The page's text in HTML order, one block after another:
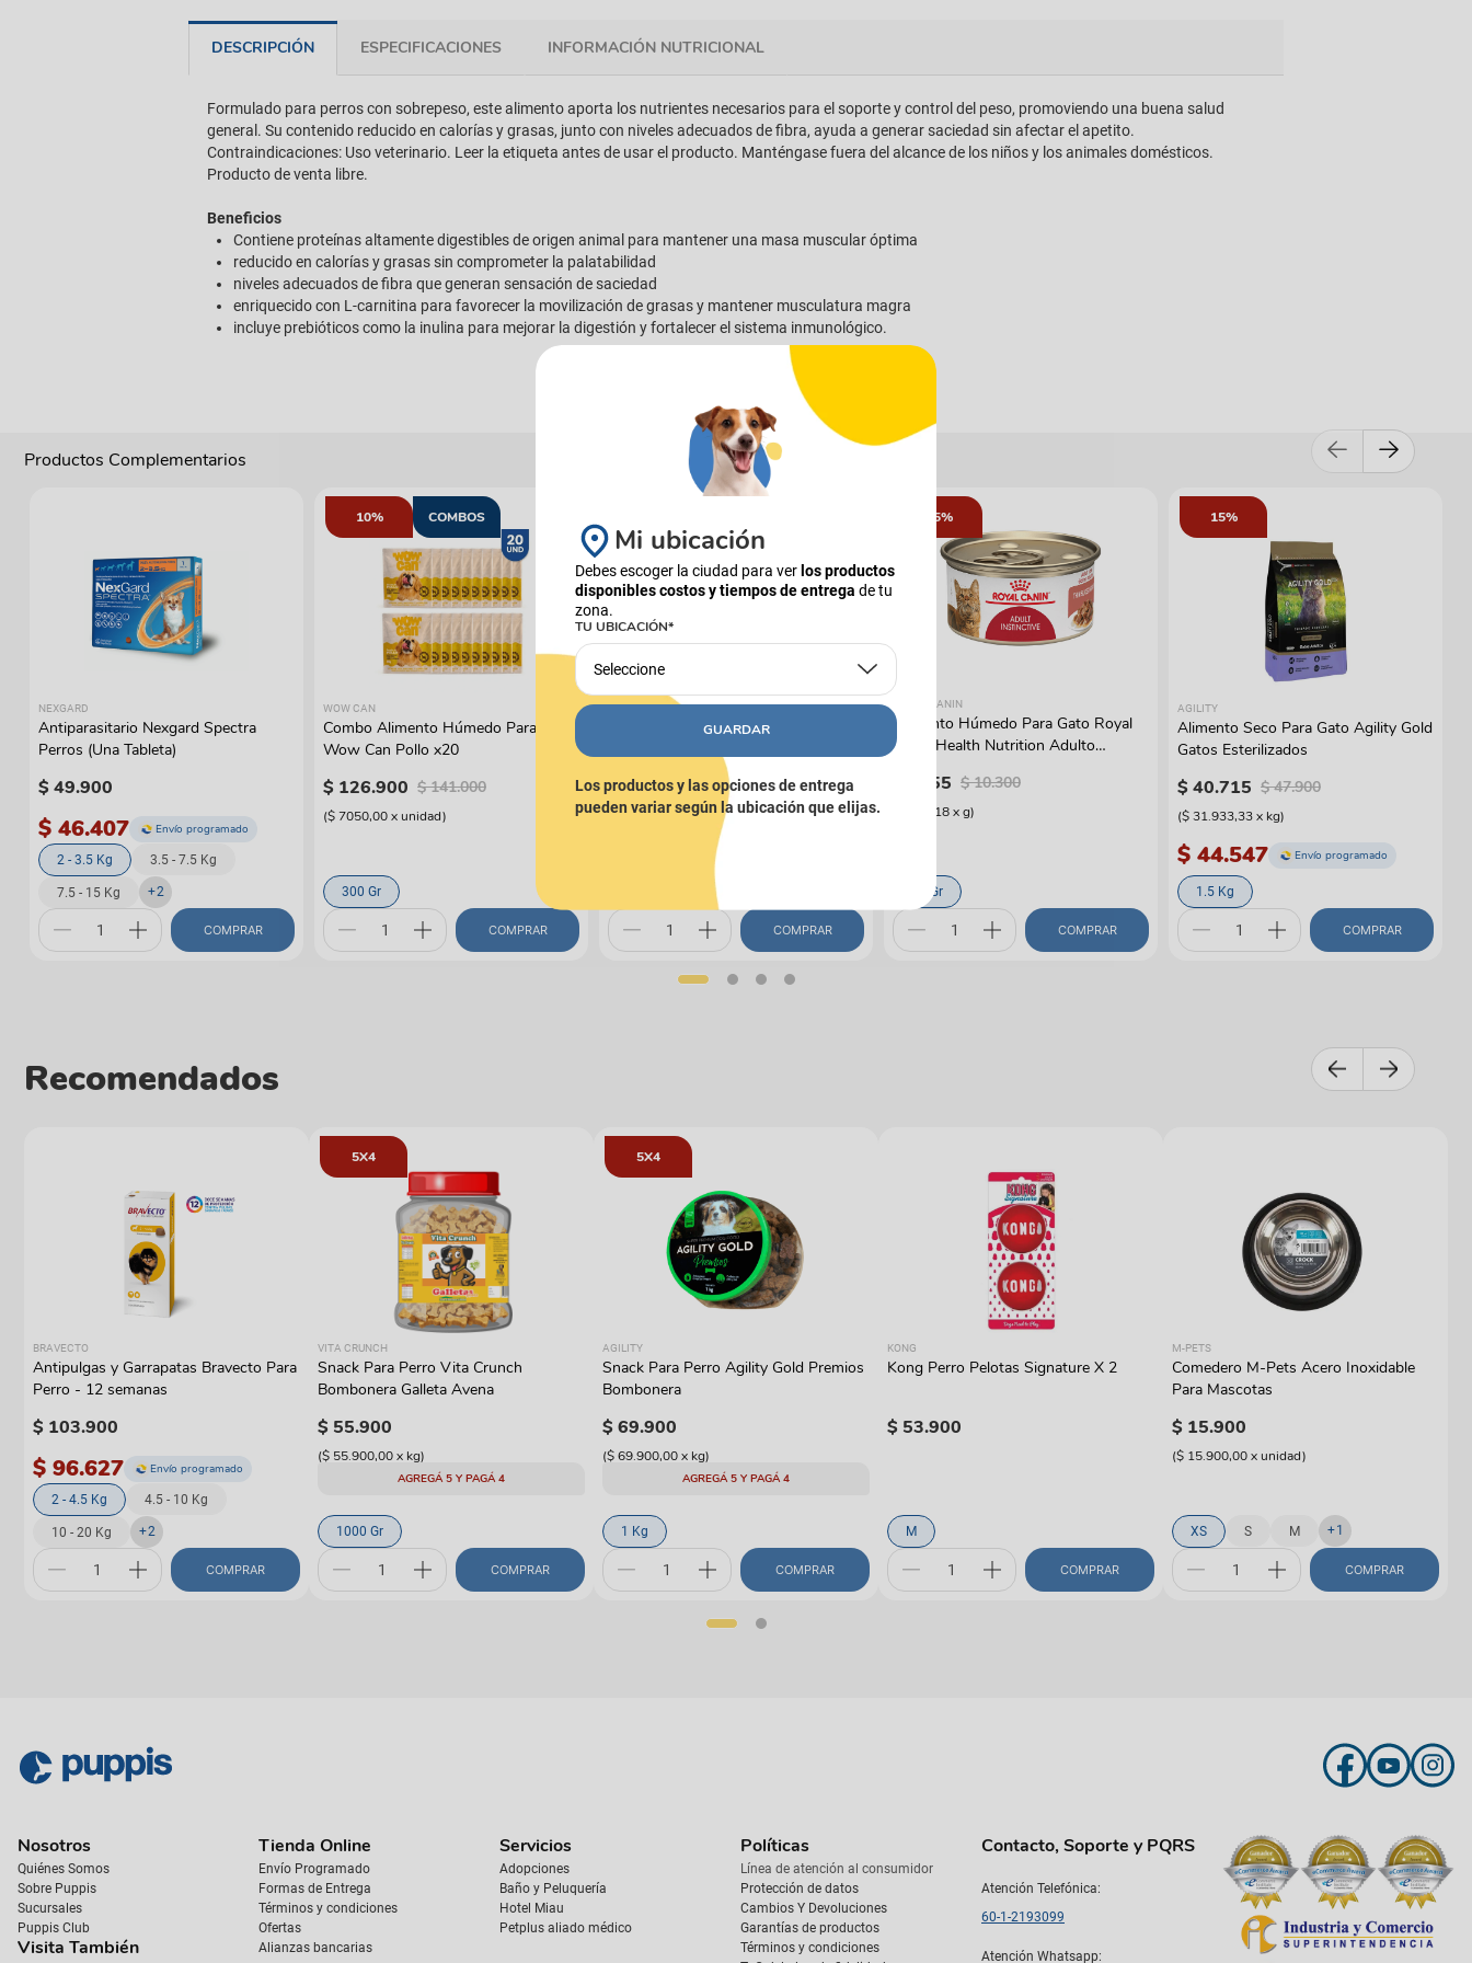
DESCRIPCIÓN ESPECIFICACIONES INFORMACIÓN NUTRICIONAL
Formulado para perros con sobrepeso, este alimento aporta los nutrientes necesarios para el soporte y control del peso, promoviendo una buena salud
general. Su contenido reducido en calorías y grasas, junto con niveles adecuados de fibra, ayuda a generar saciedad sin afectar el apetito.
Contraindicaciones: Uso veterinario. Leer la etiqueta antes de usar el producto. Manténgase fuera del alcance de los niños y los animales domésticos.
Producto de venta libre.
Beneficios
Contiene proteínas altamente digestibles de origen animal para mantener una masa muscular óptima
reducido en calorías y grasas sin comprometer la palatabilidad
niveles adecuados de fibra que generan sensación de saciedad
enriquecido con L-carnitina para favorecer la movilización de grasas y mantener musculatura magra
incluye prebióticos como la inulina para mejorar la digestión y fortalecer el sistema inmunológico.
Productos Complementarios
NEXGARD
Antiparasitario Nexgard Spectra
Perros (Una Tableta)
$49.900
$ 46.407 Envío programado
2 - 3.5 Kg 3.5 - 7.5 Kg
7.5 - 15 Kg +2
COMPRAR
COMBOS
10%
WOW CAN
Combo Alimento Húmedo Para Perro
Wow Can Pollo x20
$ 126.900 $ 141.000
($ 7050,00xunidad)
300 Gr
COMPRAR
HEEL
Antiinflamatorio Natural Para
$100.900
COMPRAR
15%
ROYAL CANIN
Alimento Húmedo Para Gato Royal
Canin Health Nutrition Adulto
8755 $ 10.300
$ 121,18xg)
85 Gr
COMPRAR
15%
AGILITY
Alimento Seco Para Gato Agility Gold
Gatos Esterilizados
$40.715 $ 47.900
($ 31.933,33x kg)
$ 44.547 Envío programado
1.5 Kg
COMPRAR
Recomendados
BRAVECTO
Antipulgas y Garrapatas Bravecto Para
Perro - 12 semanas
$ 103.900
$ 96.627 Envío programado
2 - 4.5 Kg 4.5 - 10 Kg
10 - 20 Kg +2
COMPRAR
5X4
VITA CRUNCH
Snack Para Perro Vita Crunch
Bombonera Galleta Avena
$ 55.900
($ 55.900,00x kg)
AGREGÁ 5 Y PAGÁ 4
1000 Gr
COMPRAR
5X4
AGILITY
Snack Para Perro Agility Gold Premios
Bombonera
$69.900
($ 69.900,00x kg)
AGREGÁ 5 Y PAGÁ 4
1 Kg
COMPRAR
KONG
Kong Perro Pelotas Signature X 2
$ 53.900
M
COMPRAR
M-PETS
Comedero M-Pets Acero Inoxidable
Para Mascotas
$ 15.900
($ 15.900,00xunidad)
XS S M +1
COMPRAR
Nosotros
Quiénes Somos
Sobre Puppis
Sucursales
Puppis Club
Visita También
Tienda Online
Envío Programado
Formas de Entrega
Términos y condiciones
Ofertas
Alianzas bancarias
Servicios
Adopciones
Baño y Peluquería
Hotel Miau
Petplus aliado médico
Políticas
Línea de atención al consumidor
Protección de datos
Cambios Y Devoluciones
Garantías de productos
Términos y condiciones
Contacto, Soporte y PQRS
Atención Telefónica:
60-1-2193099
Atención Whatsapp:
Mi ubicación
Debes escoger la ciudad para verlos productos
disponibles costos y tiempos de entrega de tu
zona.
TU UBICACIÓN*
Seleccione
GUARDAR
Los productos y las opciones de entrega
pueden variar según la ubicación que elijas.